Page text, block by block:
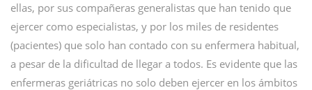
ellas, por sus compañeras generalistas que han tenido que
ejercer como especialistas, y por los miles de residentes
(pacientes) que solo han contado con su enfermera habitual,
a pesar de la dificultad de llegar a todos. Es evidente que las
enfermeras geriátricas no solo deben ejercer en los ámbitos